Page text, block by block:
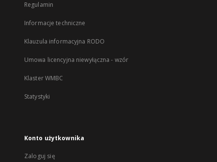
Regulamin
Informacje techniczne
Klauzula informacyjna RODO
Umowa licencyjna niewyłączna - wzór
Klaster WMBC
Statystyki
Konto użytkownika
Zaloguj się